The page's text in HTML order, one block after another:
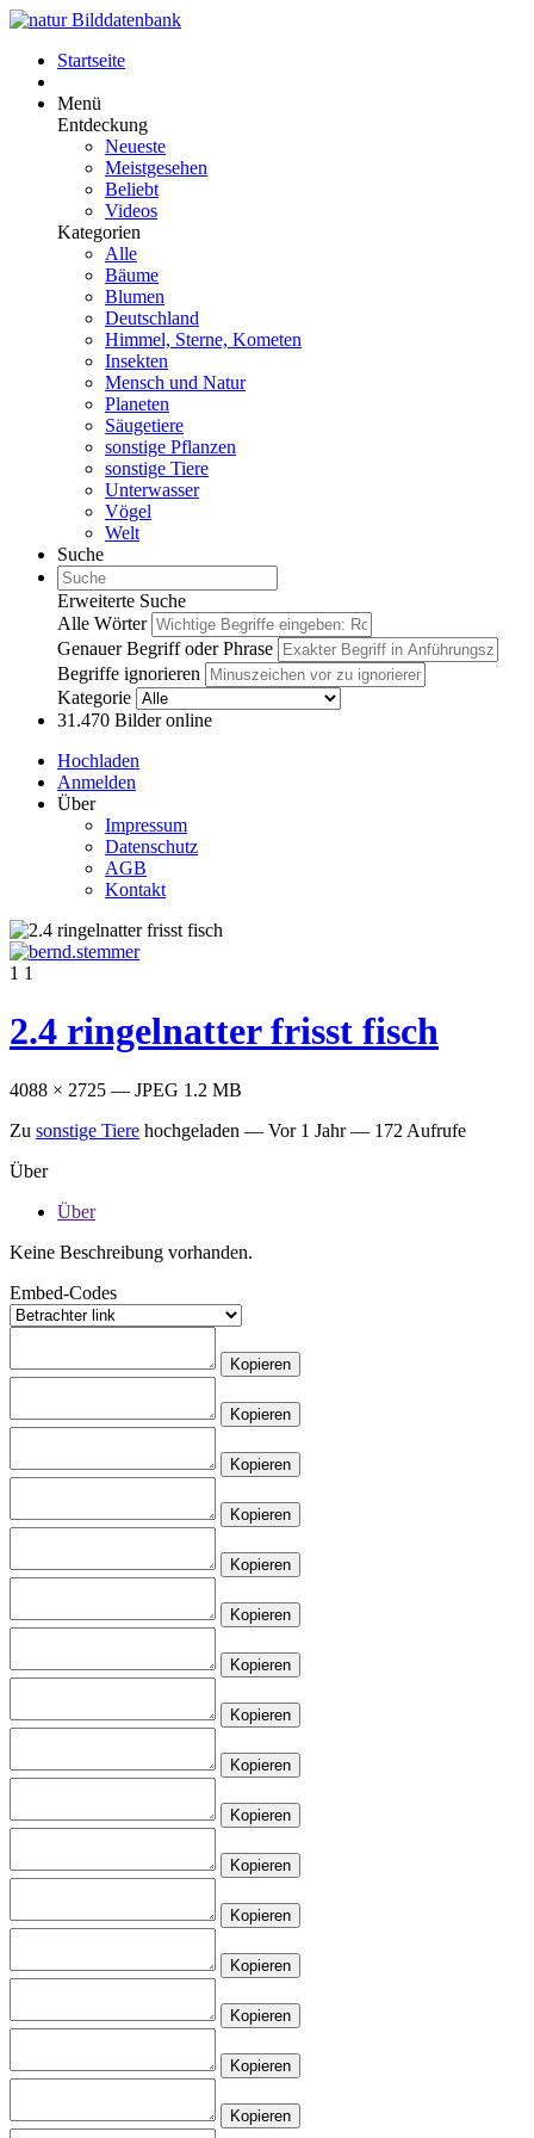
Startseite
Menü
Entdeckung
Neueste
Meistgesehen
Beliebt
Videos
Kategorien
Alle
Bäume
Blumen
Deutschland
Himmel, Sterne, Kometen
Insekten
Mensch und Natur
Planeten
Säugetiere
sonstige Pflanzen
sonstige Tiere
Unterwasser
Vögel
Welt
Suche
Erweiterte Suche
Alle Wörter
Genauer Begriff oder Phrase
Begriffe ignorieren
Kategorie
31.470 Bilder online
Hochladen
Anmelden
Über
Impressum
Datenschutz
AGB
Kontakt
1 1
2.4 ringelnatter frisst fisch
4088 × 2725 — JPEG 1.2 MB
Zu sonstige Tiere hochgeladen — Vor 1 Jahr— 172 Aufrufe
Über
Über
Keine Beschreibung vorhanden.
Embed-Codes
Kopieren
Kopieren
Kopieren
Kopieren
Kopieren
Kopieren
Kopieren
Kopieren
Kopieren
Kopieren
Kopieren
Kopieren
Kopieren
Kopieren
Kopieren
Kopieren